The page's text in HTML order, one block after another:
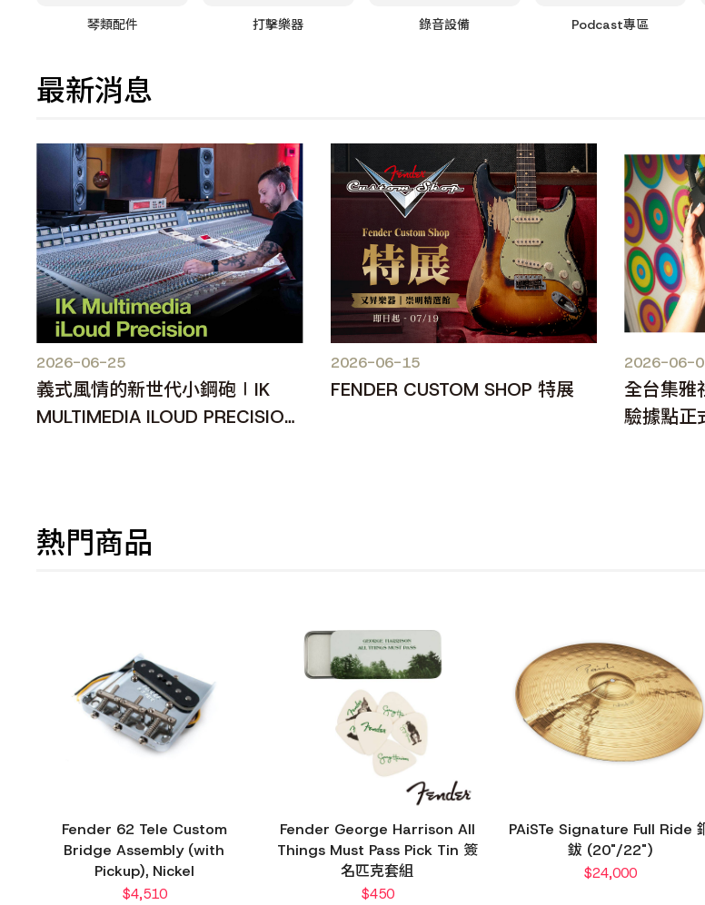
琴類配件 打擊樂器 錄音設備 Podcast專區
最新消息
2026-06-25
義式風情的新世代小鋼砲∣IK
MULTIMEDIA ILOUD PRECISION
2026-06-15
FENDER CUSTOM SHOP 特展
2026-06-
全台集雅
驗據點正
熱門商品
Fender 62 Tele Custom
Bridge Assembly (with
Pickup), Nickel
$4,510
Fender George Harrison All
Things Must Pass Pick Tin 簽
名匹克套組
$450
PAiSTe Signature Full Ride
鈸 (20"/22")
$24,000